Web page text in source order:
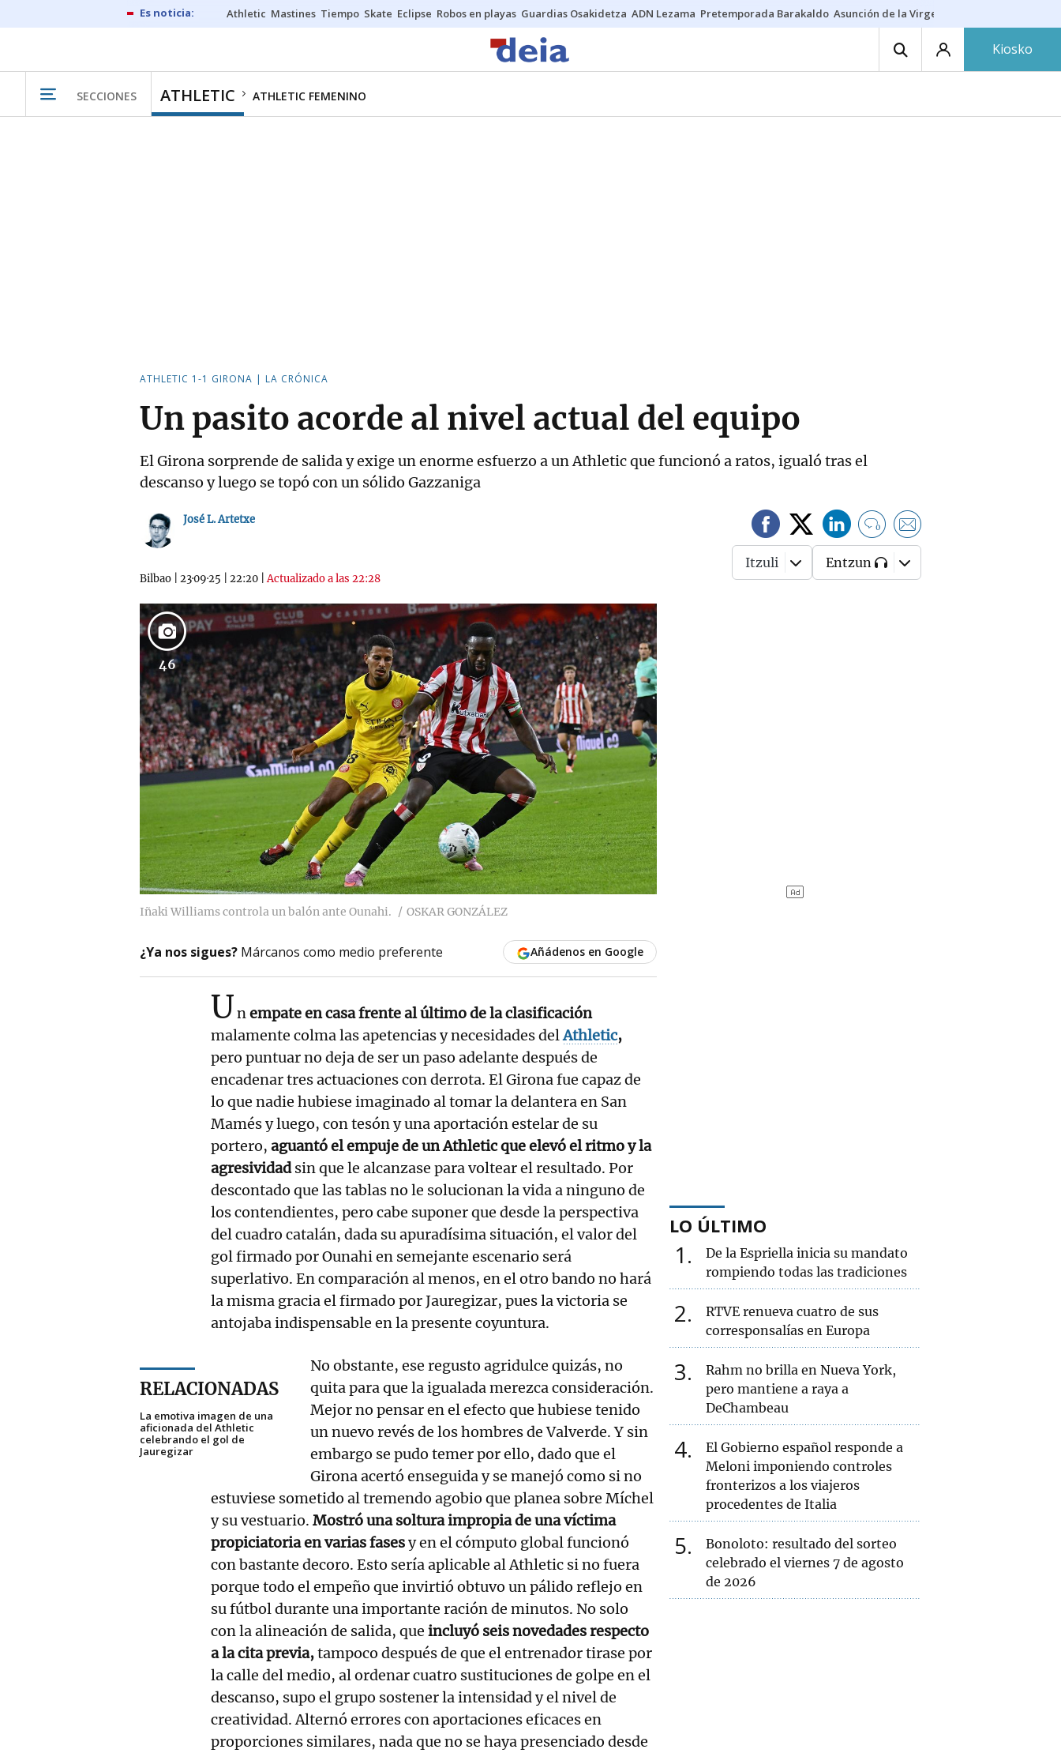
Athletic Mastines Tiempo Skate Eclipse Robos en playas Guardias Osakidetza ADN Lezama Pretemporada Barakaldo Asunción de la Virgen
Kiosko
SECCIONES ATHLETIC ATHLETIC FEMENINO
ATHLETIC 1-1 GIRONA | LA CRÓNICA
Un pasito acorde al nivel actual del equipo
El Girona sorprende de salida y exige un enorme esfuerzo a un Athletic que funcionó a ratos, igualó tras el
descanso y luego se topó con un sólido Gazzaniga
José L. Artetxe
Bilbao 23·09·25 22:20 |Actualizado a las 22:28
0
Itzuli Entzun
46
Iñaki Williams controla un balón ante Ounahi. OSKAR GONZÁLEZ
¿Ya nos sigues? Márcanos como medio preferente Añádenos en Google
Unempate en casa frente al último de la clasificación
malamente colma las apetencias y necesidades delAthletic,
pero puntuar no deja de ser un paso adelante después de
encadenar tres actuaciones con derrota. El Girona fue capaz de
lo que nadie hubiese imaginado al tomar la delantera en San
Mamés y luego, con tesón y una aportación estelar de su
portero, aguantó el empuje de un Athletic que elevó el ritmo y la
agresividadsin que le alcanzase para voltear el resultado. Por
descontado que las tablas no le solucionan la vida a ninguno de
los contendientes, pero cabe suponer que desde la perspectiva
del cuadro catalán, dada su apuradísima situación, el valor del
gol firmado por Ounahi en semejante escenario será
superlativo. En comparación al menos, en el otro bando no hará
la misma gracia el firmado por Jauregizar, pues la victoria se
antojaba indispensable en la presente coyuntura.
RELACIONADAS
La emotiva imagen de una
aficionada del Athletic
celebrando el gol de
Jauregizar
No obstante, ese regusto agridulce quizás, no
quita para que la igualada merezca consideración.
Mejor no pensar en el efecto que hubiese tenido
un nuevo revés de los hombres de Valverde. Y sin
embargo se pudo temer por ello, dado que el
Girona acertó enseguida y se manejó como si no
estuviese sometido al tremendo agobio que planea sobre Míchel
y su vestuario. Mostró una soltura impropia de una víctima
propiciatoria en varias fasesy en el cómputo global funcionó
con bastante decoro. Esto sería aplicable al Athletic si no fuera
porque todo el empeño que invirtió obtuvo un pálido reflejo en
su fútbol durante una importante ración de minutos. No solo
con la alineación de salida, que incluyó seis novedades respecto
a la cita previa,tampoco después de que el entrenador tirase por
la calle del medio, al ordenar cuatro sustituciones de golpe en el
descanso, supo el grupo sostener la intensidad y el nivel de
creatividad. Alternó errores con aportaciones eficaces en
proporciones similares, nada que no se haya presenciado desde
LO ÚLTIMO
1
De la Espriella inicia su mandato
rompiendo todas las tradiciones
2
RTVE renueva cuatro de sus
corresponsalías en Europa
3
Rahm no brilla en Nueva York,
pero mantiene a raya a
DeChambeau
4
El Gobierno español responde a
Meloni imponiendo controles
fronterizos a los viajeros
procedentes de Italia
5
Bonoloto: resultado del sorteo
celebrado el viernes 7 de agosto
de 2026